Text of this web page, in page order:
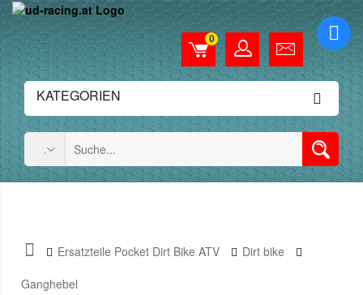
KATEGORIEN
0
Ersatzteile Pocket Dirt Bike ATV
Dirt bike
Ganghebel